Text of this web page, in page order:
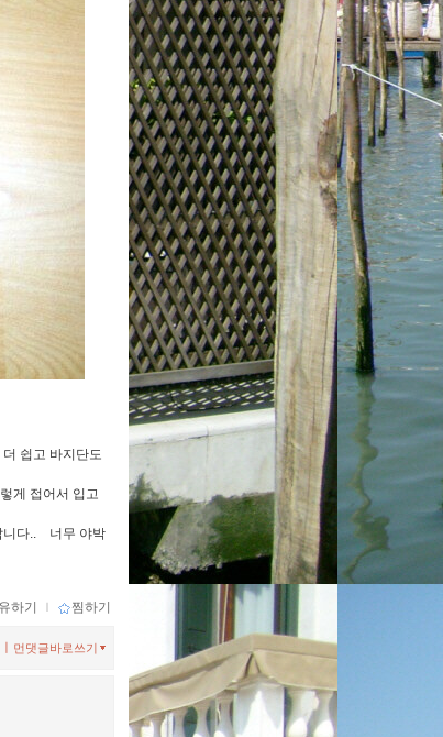
쉽고 바지단도
게 접어서 입고
니다.. 너무 야박
하기 ｌ 찜하기
먼댓글바로쓰기